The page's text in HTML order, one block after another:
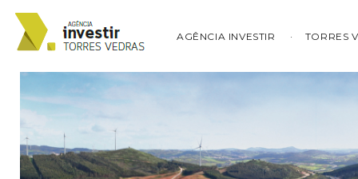
AGÊNCIA INVESTIR TORRES